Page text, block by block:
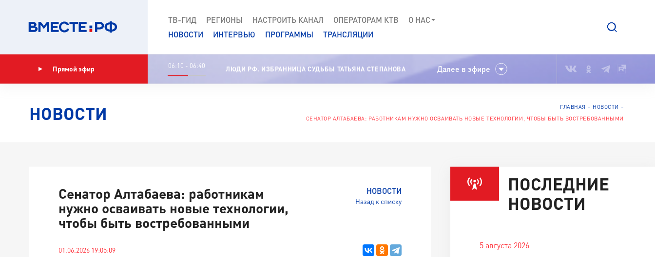
ТВ-ГИД РЕГИОНЫ НАСТРОИТЬ КАНАЛ ОПЕРАТОРАМ КТВ
О НАС
НОВОСТИ
ИНТЕРВЬЮ ПРОГРАММЫ ТРАНСЛЯЦИИ
Прямой эфир 06:10 - 06:40 ЛЮДИ РФ. ИЗБРАННИЦА СУДЬБЫ ТАТЬЯНА СТЕПАНОВА Далее в эфире
НОВОСТИ ГЛАВНАЯ
НОВОСТИ
СЕНАТОР АЛТАБАЕВА: РАБОТНИКАМ НУЖНО ОСВАИВАТЬ НОВЫЕ ТЕХНОЛОГИИ, ЧТОБЫ БЫТЬ ВОСТРЕБОВАННЫМИ
НОВОСТИ
Назад к списку
Сенатор Алтабаева: работникам
нужно осваивать новые технологии,
чтобы быть востребованными
01.06.2026 19:05:09
ПОСЛЕДНИЕ
НОВОСТИ
5 августа 2026